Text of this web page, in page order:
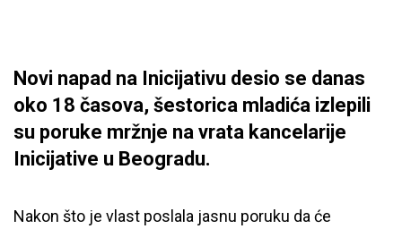
Novi napad na Inicijativu desio se danas
oko 18 časova, šestorica mladića izlepili
su poruke mržnje na vrata kancelarije
Inicijative u Beogradu.
Nakon što je vlast poslala jasnu poruku da će